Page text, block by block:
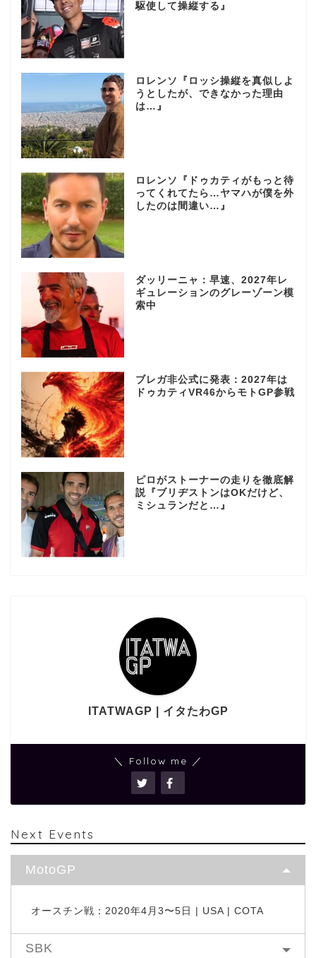
駆使して操縦する』
ロレンソ『ロッシ操縦を真似しよ
うとしたが、できなかった理由
は…』
ロレンソ『ドゥカティがもっと待
ってくれてたら…ヤマハが僕を外
したのは間違い…』
ダッリーニャ：早速、2027年レ
ギュレーションのグレーゾーン模
索中
ブレガ非公式に発表：2027年は
ドゥカティVR46からモトGP参戦
ピロがストーナーの走りを徹底解
説『ブリヂストンはOKだけど、
ミシュランだと…』
ITATWAGP | イタたわGP
＼ Follow me ／
Next Events
MotoGP
オースチン戦：2020年4月3〜5日 | USA | COTA
SBK